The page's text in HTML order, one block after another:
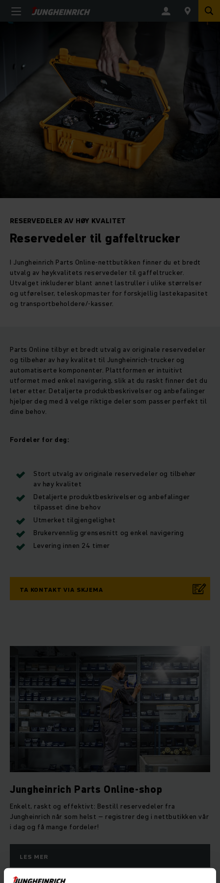
RESERVEDELER AV HØY KVALITET
Reservedeler til gaffeltrucker
I Jungheinrich Parts Online-nettbutikken finner du et bredt
utvalg av høykvalitets reservedeler til gaffeltrucker.
Utvalget inkluderer blant annet lastruller i ulike størrelser
og utførelser, teleskopmaster for forskjellig lastekapasitet
og transportbeholdere/-kasser.
Parts Online tilbyr et bredt utvalg av originale reservedeler
og tilbehør av høy kvalitet til Jungheinrich-trucker og
automatiserte komponenter. Plattformen er intuitivt
utformet med enkel navigering, slik at du raskt finner det du
leter etter. Detaljerte produktbeskrivelser og anbefalinger
hjelper deg med å velge riktige deler som passer perfekt til
dine behov.
Fordeler for deg:
Stort utvalg av originale reservedeler og tilbehør
av høy kvalitet
Detaljerte produktbeskrivelser og anbefalinger
tilpasset dine behov
Utmerket tilgjengelighet
Brukervennlig grensesnitt og enkel navigering
Levering innen 24 timer
TA KONTAKT VIA SKJEMA
Jungheinrich Parts Online-shop
Enkelt, raskt og effektivt: Bestill reservedeler fra
Jungheinrich når som helst – registrer deg i nettbutikken vår
i dag og få mange fordeler!
LES MER